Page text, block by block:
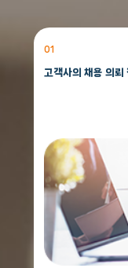
01
고객사의 채용 의뢰